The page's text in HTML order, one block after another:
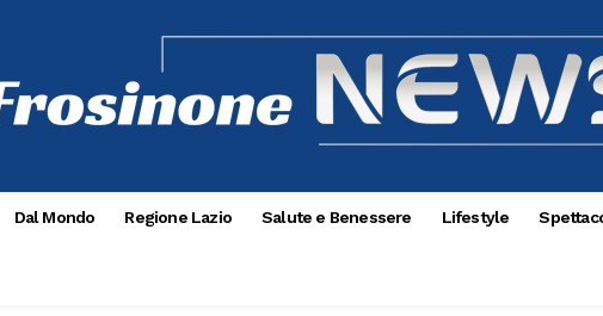
Dal Mondo Regione Lazio Salute e Benessere Lifestyle